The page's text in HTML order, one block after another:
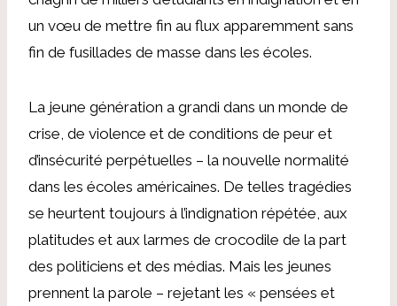
un vœu de mettre fin au flux apparemment sans
fin de fusillades de masse dans les écoles.
La jeune génération a grandi dans un monde de
crise, de violence et de conditions de peur et
d’insécurité perpétuelles – la nouvelle normalité
dans les écoles américaines. De telles tragédies
se heurtent toujours à l’indignation répétée, aux
platitudes et aux larmes de crocodile de la part
des politiciens et des médias. Mais les jeunes
prennent la parole – rejetant les « pensées et